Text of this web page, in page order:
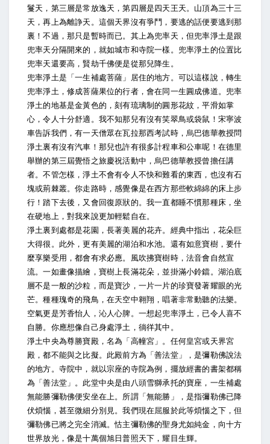
鬘天，第三層是常放逸天，第四層是四天王天。山頂為三十三
天，再上為離諍天。這個天界沒有爭鬥，要逃的話便要逃到那
裏！不過，那只是暫時而已。其上為兜率天，但兜率淨土是跟
兜率天分隔開來的，就如城市和寺院一樣。兜率淨土的位置比
兜率天還要高，賢劫千佛便是從那兒降生。
兜率淨土是「一生補處菩薩」居住的地方。可以這樣說，轉生
兜率淨土，修成菩薩果位的行者，會在同一生圓成佛道。兜率
淨土的地基是金黃色的，刻有琉璃制的圓形花紋，平滑如掌
心，令人十分舒適。我不知那兒有沒有笑翠鳥或袋鼠！宋寧波
車告訴我們，有一天僧眾在瓦拉那西考試時，烏巴德華教授問
淨土裏有沒有汽車！那兒也許有很多計程車和公車呢！在德里
舉辦的第三屆覺悟之旅慶祝活動中，烏巴德華教授曾擔任講
者。不管怎樣，淨土不會有令人不快和難看的東西，也沒有石
塊或荊棘叢。你走路時，感覺像是在西方那些軟綿綿的床上步
行！踏下去後，又會回復原狀的。我一直都睡不慣那種床，坐
在硬地上，對我來說更加輕鬆自在。
淨土裏到處都是花園，長著美麗的花卉。經典中指出，花朵巨
大得很。此外，更有美麗的湖泊和水池。還有如意寶樹，要什
麼享樂受用，都會有求必應。風吹拂寶樹時，法音會自然宣
流。一如畫像描繪，寶樹上長滿花朵，並掛滿小鈴鐺。湖泊底
層不是一般的沙粒，而是寶沙，一片一片的珍寶發著耀眼的光
芒。種種瑰奇的飛鳥，在天空中翱翔，唱著非常動聽的法樂。
空氣更是芳香怡人，沁人心脾。一想起兜率淨土，已令人喜不
自勝。你應想像自己身處淨土，徜徉其中。
淨土中央為尊勝寶殿，名為「高幢宮」。任何皇宮或天界宮
殿，都不能與之比擬。此殿前方為「善法堂」，是彌勒佛說法
的地方。寺院中，就以宗座的寺院為例，擺放經書的書架都稱
為「善法堂」。此堂中央是由八頭雪獅承托的寶座，一生補處
無能勝彌勒佛便安坐在上。所謂「無能勝」，是指彌勒佛已降
伏煩惱，甚至微細分別見。我們現在屈服於此等煩惱之下，但
彌勒佛已將之完全消滅。怙主彌勒佛的聖身尤如純金，向十方
世界放光，像是十萬個旭日普照天下，耀目生輝。